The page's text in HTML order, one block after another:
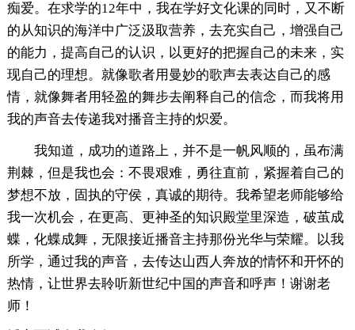
痴爱。在求学的12年中，我在学好文化课的同时，又不断
的从知识的海洋中广泛汲取营养，去充实自己，增强自己
的能力，提高自己的认识，以更好的把握自己的未来，实
现自己的理想。就像歌者用曼妙的歌声去表达自己的感
情，就像舞者用轻盈的舞步去阐释自己的信念，而我将用
我的声音去传递我对播音主持的炽爱。
我知道，成功的道路上，并不是一帆风顺的，虽布满
荆棘，但是我也会：不畏艰难，勇往直前，紧握着自己的
梦想不放，固执的守侯，真诚的期待。我希望老师能够给
我一次机会，在更高、更神圣的知识殿堂里深造，破茧成
蝶，化蝶成舞，无限接近播音主持那份光华与荣耀。以我
所学，通过我的声音，去传达山西人奔放的情怀和开怀的
热情，让世界去聆听新世纪中国的声音和呼声！谢谢老
师！